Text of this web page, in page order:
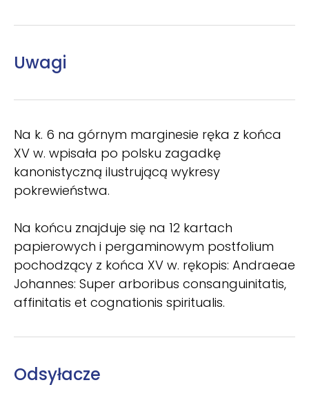
Uwagi
Na k. 6 na górnym marginesie ręka z końca
XV w. wpisała po polsku zagadkę
kanonistyczną ilustrującą wykresy
pokrewieństwa.
Na końcu znajduje się na 12 kartach
papierowych i pergaminowym postfolium
pochodzący z końca XV w. rękopis: Andraeae
Johannes: Super arboribus consanguinitatis,
affinitatis et cognationis spiritualis.
Odsyłacze